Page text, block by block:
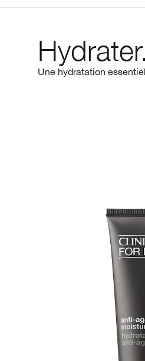
Hydrater.
Une hydratation